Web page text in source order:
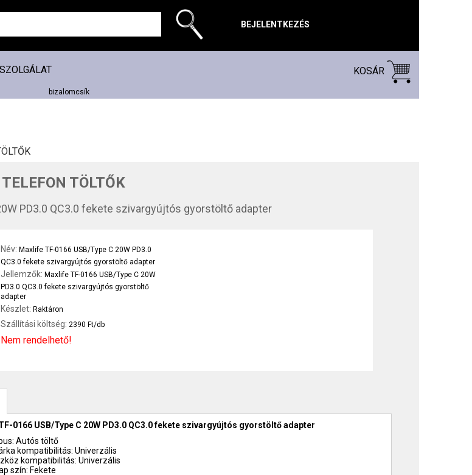
BEJELENTKEZÉS
KOSÁR
TELEFON TÖLTŐK
PD3.0 QC3.0 fekete szivargyújtós gyorstöltő adapter
Név: Maxlife TF-0166 USB/Type C 20W PD3.0
QC3.0 fekete szivargyújtós gyorstöltő adapter
Jellemzők: Maxlife TF-0166 USB/Type C 20W
PD3.0 QC3.0 fekete szivargyújtós gyorstöltő
adapter
Készlet: Raktáron
Szállítási költség: 2390 Ft/db
Nem rendelhető!
0166 USB/Type C 20W PD3.0 QC3.0 fekete szivargyújtós gyorstöltő adapter
Autós töltő
kompatibilitás: Univerzális
kompatibilitás: Univerzális
szín: Fekete